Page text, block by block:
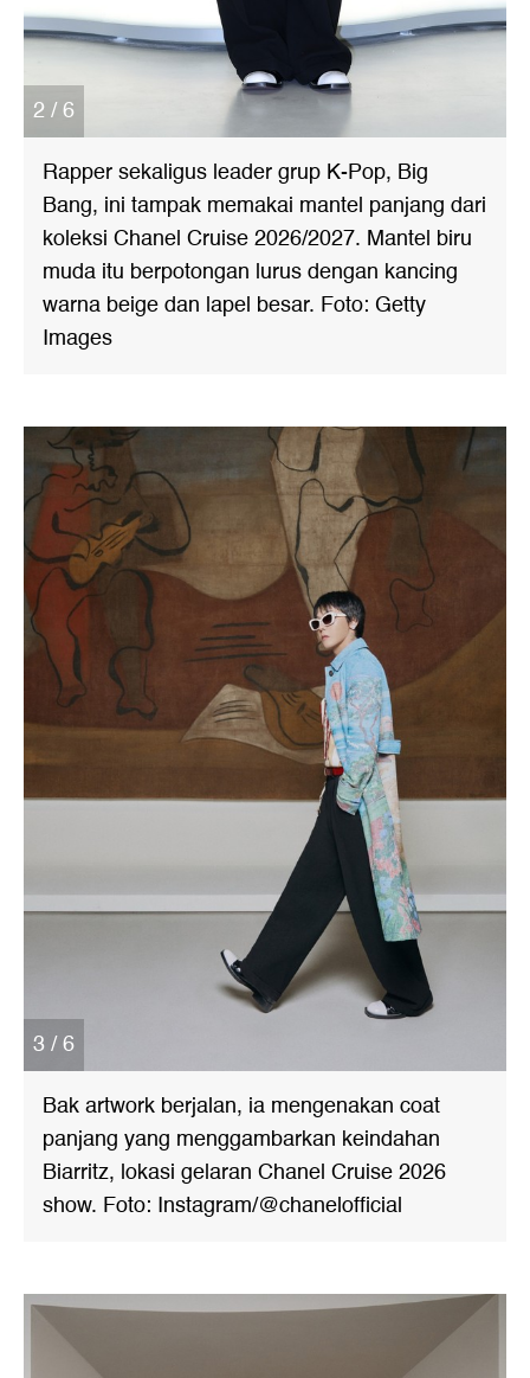
2 / 6
Rapper sekaligus leader grup K-Pop, Big
Bang, ini tampak memakai mantel panjang dari
koleksi Chanel Cruise 2026/2027. Mantel biru
muda itu berpotongan lurus dengan kancing
warna beige dan lapel besar. Foto: Getty
Images
3 / 6
Bak artwork berjalan, ia mengenakan coat
panjang yang menggambarkan keindahan
Biarritz, lokasi gelaran Chanel Cruise 2026
show. Foto: Instagram/@chanelofficial